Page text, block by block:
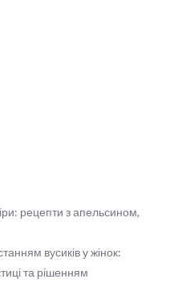
рецепти з апельсином,
вусиків у жінок:
та рішенням